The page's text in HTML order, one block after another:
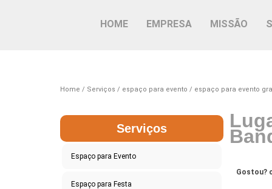
HOME EMPRESA MISSÃO
Home Serviços espaço para evento espaço para evento
Serviços
Espaço para Evento
Espaço para Festa
Gostou?